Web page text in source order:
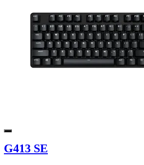
G413 SE